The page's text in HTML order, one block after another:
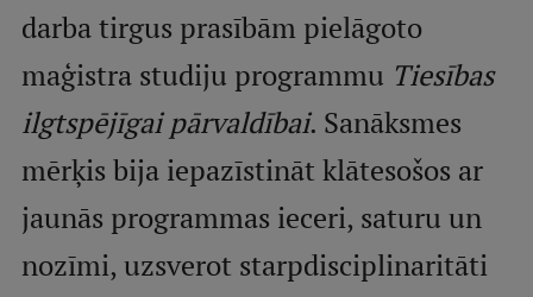
Mūsu cilvēki
Stratēģija
Struktūra
Vēsture un tradīcijas
darba tirgus prasībām pielāgoto
maģistra studiju programmu Tiesības
ilgtspējīgai pārvaldībai. Sanāksmes
mērķis bija iepazīstināt klātesošos ar
jaunās programmas ieceri, saturu un
nozīmi, uzsverot starpdisciplinaritāti